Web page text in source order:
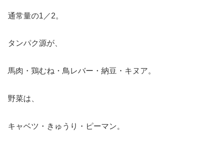
通常量の1／2。
タンパク源が、
馬肉・鶏むね・鳥レバー・納豆・キヌア。
野菜は、
キャベツ・きゅうり・ピーマン。